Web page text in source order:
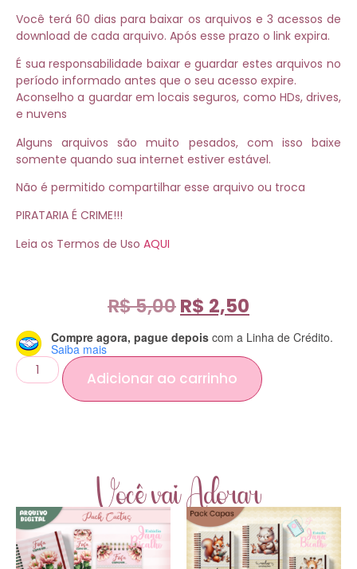
Você terá 60 dias para baixar os arquivos e 3 acessos de
download de cada arquivo. Após esse prazo o link expira.
É sua responsabilidade baixar e guardar estes arquivos no
período informado antes que o seu acesso expire.
Aconselho a guardar em locais seguros, como HDs, drives,
e nuvens
Alguns arquivos são muito pesados, com isso baixe
somente quando sua internet estiver estável.
Não é permitido compartilhar esse arquivo ou troca
PIRATARIA É CRIME!!!
Leia os Termos de Uso AQUI
R$5,00R$ 2,50
Compre agora, pague depois com a Linha de Crédito.
Saiba mais
Adicionar ao carrinho
Você vai Adorar